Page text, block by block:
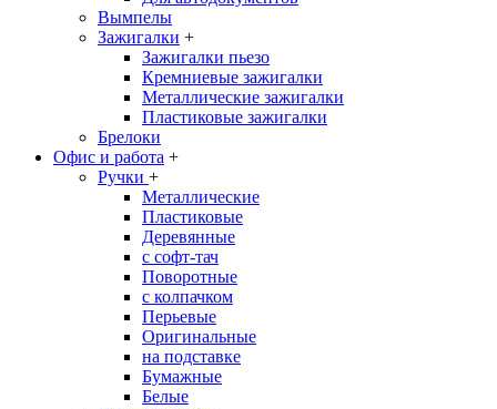
Вымпелы
Зажигалки +
Зажигалки пьезо
Кремниевые зажигалки
Металлические зажигалки
Пластиковые зажигалки
Брелоки
Офис и работа +
Ручки +
Металлические
Пластиковые
Деревянные
с софт-тач
Поворотные
с колпачком
Перьевые
Оригинальные
на подставке
Бумажные
Белые